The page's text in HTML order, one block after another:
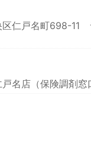
区仁戸名町698-11
名店（保険調剤窓